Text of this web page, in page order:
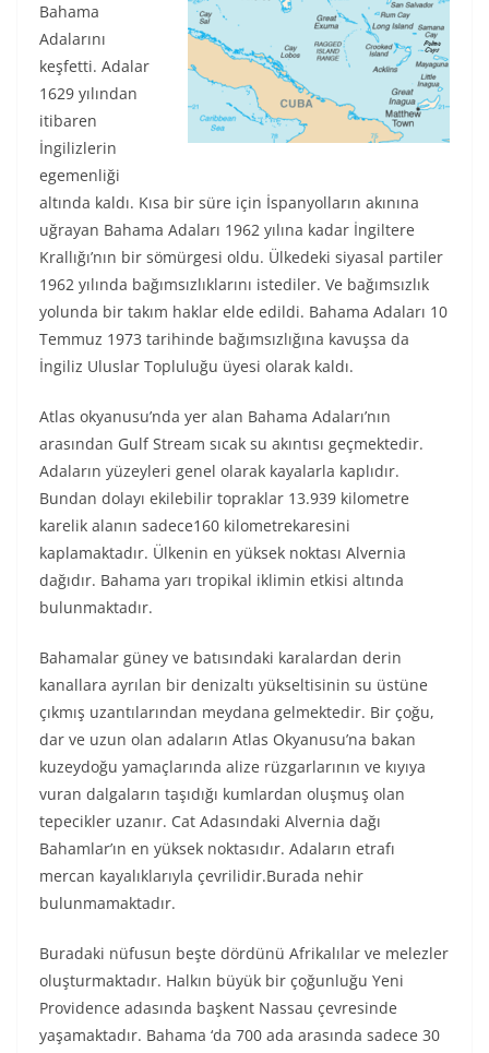
Bahama
Adalarını
keşfetti. Adalar
1629 yılından
itibaren
İngilizlerin
egemenliği
altında kaldı. Kısa bir süre için İspanyolların akınına
uğrayan Bahama Adaları 1962 yılına kadar İngiltere
Krallığı’nın bir sömürgesi oldu. Ülkedeki siyasal partiler
1962 yılında bağımsızlıklarını istediler. Ve bağımsızlık
yolunda bir takım haklar elde edildi. Bahama Adaları 10
Temmuz 1973 tarihinde bağımsızlığına kavuşsa da
İngiliz Uluslar Topluluğu üyesi olarak kaldı.
Atlas okyanusu’nda yer alan Bahama Adaları’nın
arasından Gulf Stream sıcak su akıntısı geçmektedir.
Adaların yüzeyleri genel olarak kayalarla kaplıdır.
Bundan dolayı ekilebilir topraklar 13.939 kilometre
karelik alanın sadece160 kilometrekaresini
kaplamaktadır. Ülkenin en yüksek noktası Alvernia
dağıdır. Bahama yarı tropikal iklimin etkisi altında
bulunmaktadır.
Bahamalar güney ve batısındaki karalardan derin
kanallara ayrılan bir denizaltı yükseltisinin su üstüne
çıkmış uzantılarından meydana gelmektedir. Bir çoğu,
dar ve uzun olan adaların Atlas Okyanusu’na bakan
kuzeydoğu yamaçlarında alize rüzgarlarının ve kıyıya
vuran dalgaların taşıdığı kumlardan oluşmuş olan
tepecikler uzanır. Cat Adasındaki Alvernia dağı
Bahamlar’ın en yüksek noktasıdır. Adaların etrafı
mercan kayalıklarıyla çevrilidir.Burada nehir
bulunmamaktadır.
Buradaki nüfusun beşte dördünü Afrikalılar ve melezler
oluşturmaktadır. Halkın büyük bir çoğunluğu Yeni
Providence adasında başkent Nassau çevresinde
yaşamaktadır. Bahama ‘da 700 ada arasında sadece 30